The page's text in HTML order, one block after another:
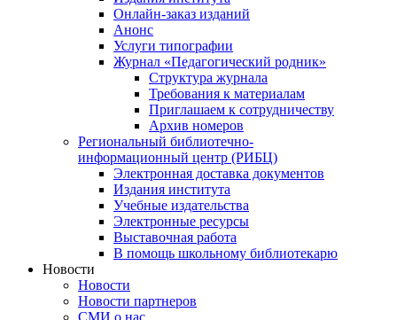
Онлайн-заказ изданий
Анонс
Услуги типографии
Журнал «Педагогический родник»
Структура журнала
Требования к материалам
Приглашаем к сотрудничеству
Архив номеров
Региональный библиотечно-
информационный центр (РИБЦ)
Электронная доставка документов
Издания института
Учебные издательства
Электронные ресурсы
Выставочная работа
В помощь школьному библиотекарю
Новости
Новости
Новости партнеров
СМИ о нас